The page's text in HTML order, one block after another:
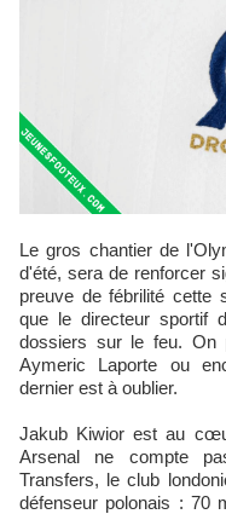
Le gros chantier de l'Olympique de Marseille lors du mercato
d'été, sera de renforcer
preuve de fébrilité cette
que le directeur sportif
dossiers sur le feu. On
Aymeric Laporte ou
dernier est à oublier.
Jakub Kiwior est au
Arsenal ne compte
Transfers, le club
défenseur polonais : 70